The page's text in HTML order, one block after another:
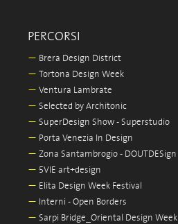
PERCORSI
— Brera Design District
— Tortona Design Week
— Ventura Lambrate
— Selected by Architonic
— SuperDesign Show - Superstudio
— Porta Venezia In Design
— Zona Santambrogio - DOUTDESign
— 5VIE art+design
— Elita Design Week Festival
— Interni - Open Borders
— Sarpi Bridge_Oriental Design Week